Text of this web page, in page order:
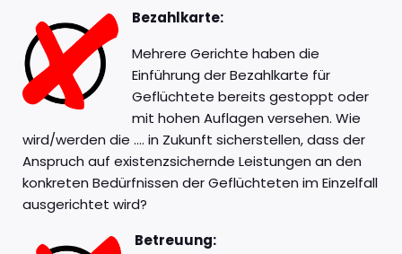
Bezahlkarte:
Mehrere Gerichte haben die
Einführung der Bezahlkarte für
Geflüchtete bereits gestoppt oder
mit hohen Auflagen versehen. Wie
wird/werden die …. in Zukunft sicherstellen, dass der
Anspruch auf existenzsichernde Leistungen an den
konkreten Bedürfnissen der Geflüchteten im Einzelfall
ausgerichtet wird?
Betreuung: